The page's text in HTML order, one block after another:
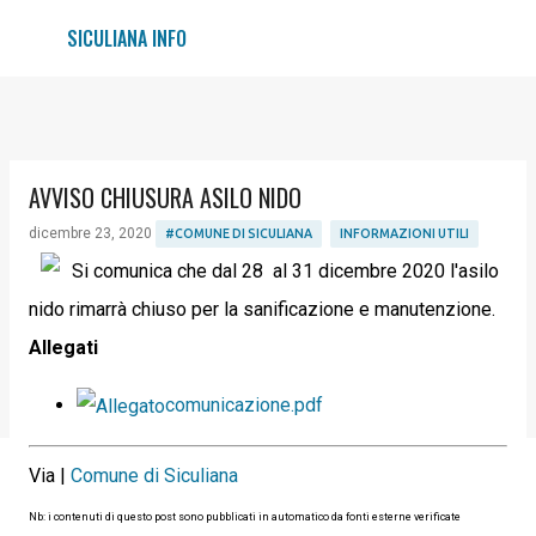
Passa ai contenuti principali
SICULIANA INFO
AVVISO CHIUSURA ASILO NIDO
dicembre 23, 2020 #COMUNE DI SICULIANA INFORMAZIONI UTILI
Si comunica che dal 28 al 31 dicembre 2020 l'asilo
nido rimarrà chiuso per la sanificazione e manutenzione.
Allegati
comunicazione.pdf
Via | Comune di Siculiana
Nb: i contenuti di questo post sono pubblicati in automatico da fonti esterne verificate